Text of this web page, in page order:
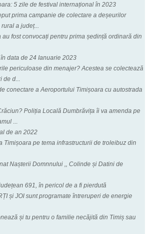
5 zile de festival internațional în 2023
prima campanie de colectare a deșeurilor
a județ...
fost convocați pentru prima ședință ordinară din
data de 24 Ianuarie 2023
periculoase din menajer? Acestea se colectează
de d...
conectare a Aeroportului Timișoara cu autostrada
Poliția Locală Dumbrăvița îi va amenda pe
...
de an 2022
Timișoara pe tema infrastructurii de troleibuz din
Nașterii Domnnului ,, Colinde și Datini de
691, în pericol de a fi pierdută
și JOI sunt programate întreruperi de energie
și tu pentru o familie necăjită din Timiș sau